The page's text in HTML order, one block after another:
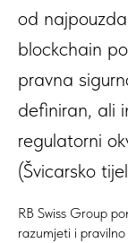
od
blockchain
pravna
definiran, ali
regulatorni
(Švicarsko
RB Swiss Group
razumjeti i